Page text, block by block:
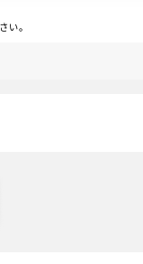
い。